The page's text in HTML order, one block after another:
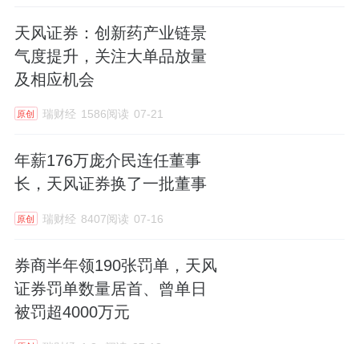
天风证券：创新药产业链景
气度提升，关注大单品放量
及相应机会
原创 瑞财经 1586阅读 07-21
年薪176万庞介民连任董事
长，天风证券换了一批董事
原创 瑞财经 8407阅读 07-16
券商半年领190张罚单，天风
证券罚单数量居首、曾单日
被罚超4000万元